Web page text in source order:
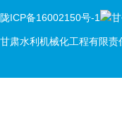
陇ICP备16002150号-1
甘肃水利机械化工程有限